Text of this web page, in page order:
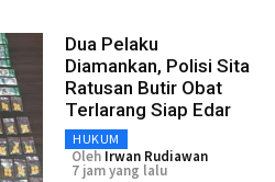
Dua Pelaku
Diamankan, Polisi Sita
Ratusan Butir Obat
Terlarang Siap Edar
HUKUM
Oleh Irwan Rudiawan
7 jam yang lalu